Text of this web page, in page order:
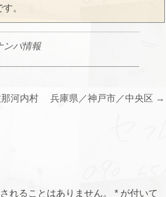
。
ンパ情報
河内村 兵庫県／神戸市／中央区 →
れることはありません。 * が付いて